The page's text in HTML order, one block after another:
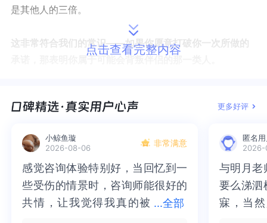
是其他人的三倍。
这非常符合我们的常识——如果你愿意打破你一次所做的
即便如此，值得一提的是，一些厉害的夫妇会设法修补他
们的关系并摒弃过去向前走。
不过这事只是例外，通常情况下不会发生。
点击查看完整内容
更多好评
小鲸鱼璇
2026-08-06
非常满意
...全部
感觉咨询体验特别好，当回忆到一
些受伤的情景时，咨询师能很好的
共情，让我觉得我真的被
感觉咨询体验特别好，当回忆到一
些受伤的情景时，咨询师能很好的
共情，让我觉得我真的被抱住了。
匿名
2026-
与明月老
要么涕泗
寐，当
与明月老
要么涕泗
寐，当然